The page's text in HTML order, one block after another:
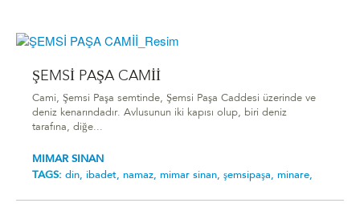
ŞEMSİ PAŞA CAMİİ
Cami, Şemsi Paşa semtinde, Şemsi Paşa Caddesi üzerinde ve
deniz kenarındadır. Avlusunun iki kapısı olup, biri deniz
tarafına, diğe...
MIMAR SINAN
TAGS: din, ibadet, namaz, mimar sinan, şemsipaşa, minare,